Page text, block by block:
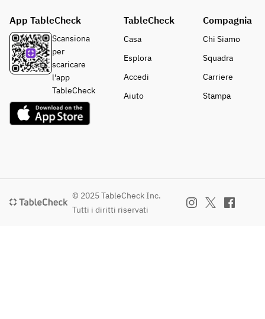
App TableCheck
Scansiona
per
scaricare
l'app
TableCheck
TableCheck
Casa
Esplora
Accedi
Aiuto
Compagnia
Chi Siamo
Squadra
Carriere
Stampa
© 2025 TableCheck Inc.
Tutti i diritti riservati